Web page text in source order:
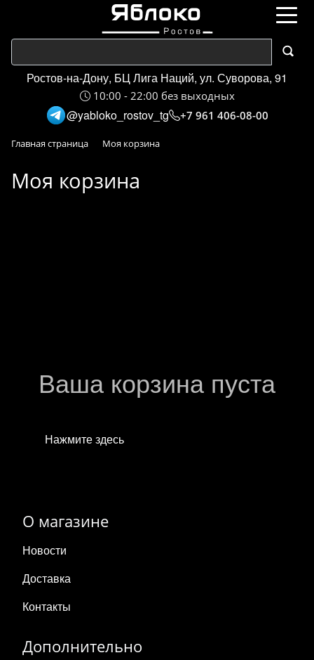
Ростов-на-Дону, БЦ Лига Наций, ул. Суворова, 91
10:00 - 22:00 без выходных
@yabloko_rostov_tg +7 961 406-08-00
Главная страница Моя корзина
Моя корзина
Ваша корзина пуста
Нажмите здесь, чтобы продолжить покупки
О магазине
Новости
Доставка
Контакты
Дополнительно